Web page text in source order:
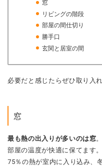
窓
リビングの階段
部屋の間仕切り
勝手口
玄関と居室の間
必要だと感じたらぜひ取り入
窓
最も熱の出入りが多いのは窓
部屋の温度が快適に保てます。
75％の熱が室内に入り込み、